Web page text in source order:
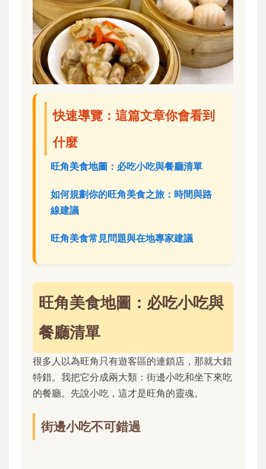
快速導覽：這篇文章你會看到
什麼
旺角美食地圖：必吃小吃與餐廳清單
如何規劃你的旺角美食之旅：時間與路
線建議
旺角美食常見問題與在地專家建議
旺角美食地圖：必吃小吃與
餐廳清單
很多人以為旺角只有遊客區的連鎖店，那就大錯
特錯。我把它分成兩大類：街邊小吃和坐下來吃
的餐廳。先說小吃，這才是旺角的靈魂。
街邊小吃不可錯過